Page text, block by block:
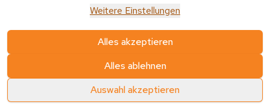
Weitere Einstellungen
Alles akzeptieren
Alles ablehnen
Auswahl akzeptieren
© Media-Reich GmbH